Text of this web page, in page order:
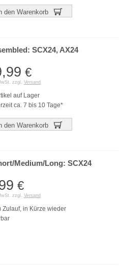
den Warenkorb
SCX24, AX24
€
zzgl. Versand
auf Lager
ca. 7 bis 10 Tage*
den Warenkorb
Medium/Long: SCX24
€
zzgl. Versand
Zulauf, in Kürze wieder